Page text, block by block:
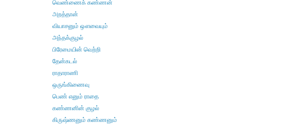
வெண்ணைக் கண்ணன்
அறத்தான்
வியாசனும் ஔவையும்
அந்தக்குழல்
பிரேமையின் வெற்றி
தேன்கடல்
ராதாராணி
ஒருங்கிணைவு
பெண் எனும் ராதை
கண்ணனின் குழல்
கிருஷ்ணனும் கண்ணனும்